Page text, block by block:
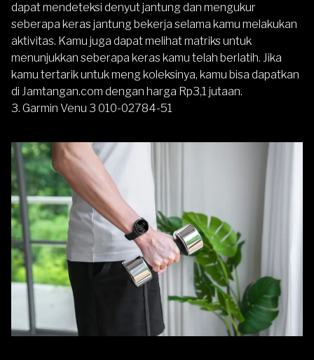
dapat mendeteksi denyut jantung dan mengukur
seberapa keras jantung bekerja selama kamu melakukan
aktivitas. Kamu juga dapat melihat matriks untuk
menunjukkan seberapa keras kamu telah berlatih. Jika
kamu tertarik untuk meng koleksinya, kamu bisa dapatkan
di Jamtangan.com dengan harga Rp3,1 jutaan.
3. Garmin Venu 3 010-02784-51